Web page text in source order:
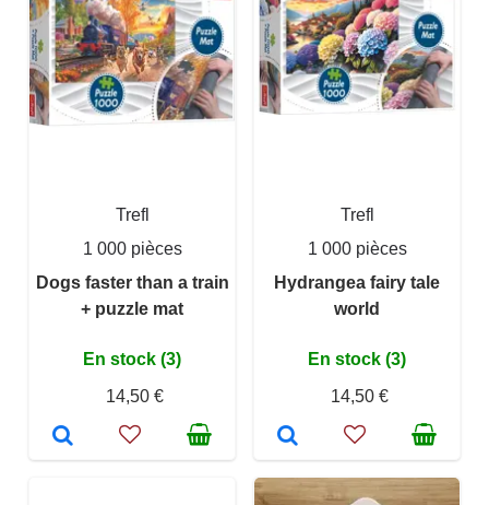
Trefl
1 000 pièces
Dogs faster than a train
+ puzzle mat
En stock (3)
14,50 €
Trefl
1 000 pièces
Hydrangea fairy tale
world
En stock (3)
14,50 €